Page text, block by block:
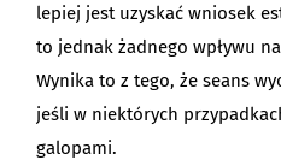
lepiej jest uzyskać wniosek
to jednak żadnego wpływu
Wynika to z tego, że seans
jeśli w niektórych
galopami.